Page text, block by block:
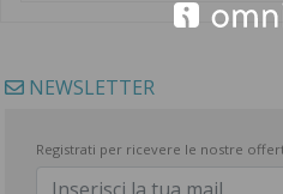
NEWSLETTER
Registrati per ricevere le nostre